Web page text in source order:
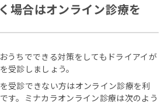
場合はオンライン診療を
うちでできる対策をしてもドライアイが
受診しましょう。
受診できない方はオンライン診療を利
す。ミナカラオンライン診療は次のよう